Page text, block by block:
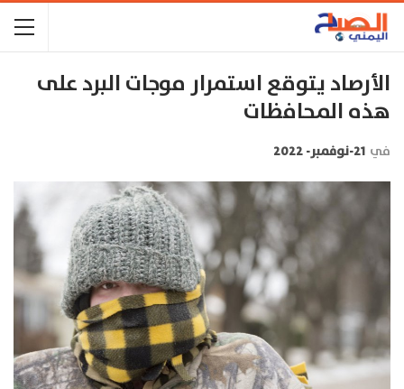
الأرصاد يتوقع استمرار موجات البرد على
هذه المحافظات
في 21-نوفمبر- 2022